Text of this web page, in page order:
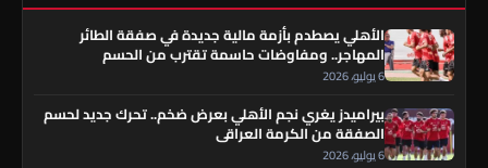
الأهلي يصطدم بأزمة مالية جديدة في صفقة الطائر
المهاجر.. ومفاوضات حاسمة تقترب من الحسم
6 يوليو، 2026
بيراميدز يغري نجم الأهلي بعرض ضخم.. تحرك جديد لحسم
الصفقة من الكرمة العراقي
6 يوليو، 2026